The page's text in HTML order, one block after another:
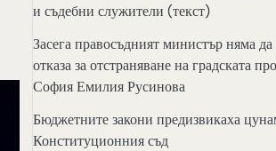
и съдебни служители (текст)
Засега правосъдният министър няма
отказа за отстраняване на градската
София Емилия Русинова
Бюджетните закони предизвикаха
Конституционния съд